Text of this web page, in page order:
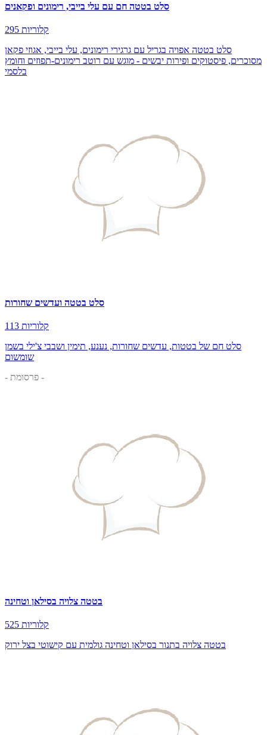
סלט בטטה חם עם עלי בייבי, רימונים ופקאנים
295 קלוריות
סלט בטטה אפויה בגריל עם גרגירי רימונים, עלי בייבי, אגוזי פקאן
מסוכרים, פיסטוקים ופירות יבשים - מוגש עם רוטב רימונים-תפוזים וחומץ
בלסמי
סלט בטטה ועדשים שחורות
113 קלוריות
סלט חם של בטטות, עדשים שחורות, נענע, תימין ושבבי צ'ילי בשמן
שומשום
- פרסומת -
בטטה צלויה בסילאן וטחינה
525 קלוריות
בטטה צלויה בתנור בסילאן וטחינה גולמית עם קישוטי בצל ירוק